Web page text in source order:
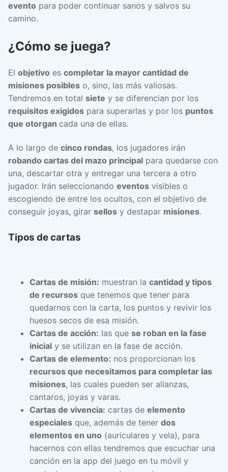
evento para poder continuar sanos y salvos su
camino.
¿Cómo se juega?
El objetivo es completar la mayor cantidad de
misiones posibles o, sino, las más valiosas.
Tendremos en total siete y se diferencian por los
requisitos exigidos para superarlas y por los puntos
que otorgan cada una de ellas.
A lo largo de cinco rondas, los jugadores irán
robando cartas del mazo principal para quedarse con
una, descartar otra y entregar una tercera a otro
jugador. Irán seleccionando eventos visibles o
escogiendo de entre los ocultos, con el objetivo de
conseguir joyas, girar sellos y destapar misiones.
Tipos de cartas
Cartas de misión: muestran la cantidad y tipos
de recursosque tenemos que tener para
quedarnos con la carta, los puntos y revivir los
huesos secos de esa misión.
Cartas de acción: las que se roban en la fase
inicialy se utilizan en la fase de acción.
Cartas de elemento: nos proporcionan los
recursos que necesitamos para completar las
misiones, las cuales pueden ser alianzas,
cantaros, joyas y varas.
Cartas de vivencia: cartas de elemento
especialesque, además de tener dos
elementos en uno (auriculares y vela), para
hacernos con ellas tendremos que escuchar una
canción en la app del juego en tu móvil y